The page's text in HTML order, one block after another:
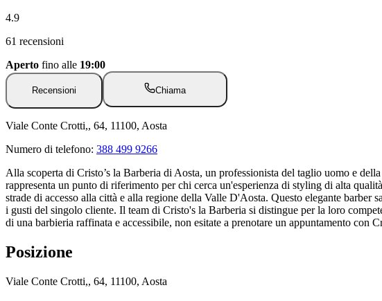
4.9
61 recensioni
Aperto fino alle 19:00
Recensioni Chiama
Viale Conte Crotti,, 64, 11100, Aosta
Numero di telefono: 388 499 9266
Alla scoperta di Cristo’s la Barberia di Aosta, un professionista del taglio uomo e
rappresenta un punto di riferimento per chi cerca un'esperienza di styling di alta
strade di accesso alla città e alla regione della Valle D'Aosta. Questo elegante barber
i gusti del singolo cliente. Il team di Cristo's la Barberia si distingue per la loro
di una barbieria raffinata e accessibile, non esitate a prenotare un appuntamento
Posizione
Viale Conte Crotti,, 64, 11100, Aosta